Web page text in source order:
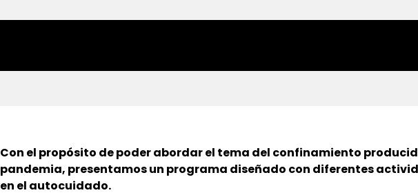
Con el propósito de poder abordar el tema del confinamiento
pandemia, presentamos un programa diseñado con diferentes
en el autocuidado.